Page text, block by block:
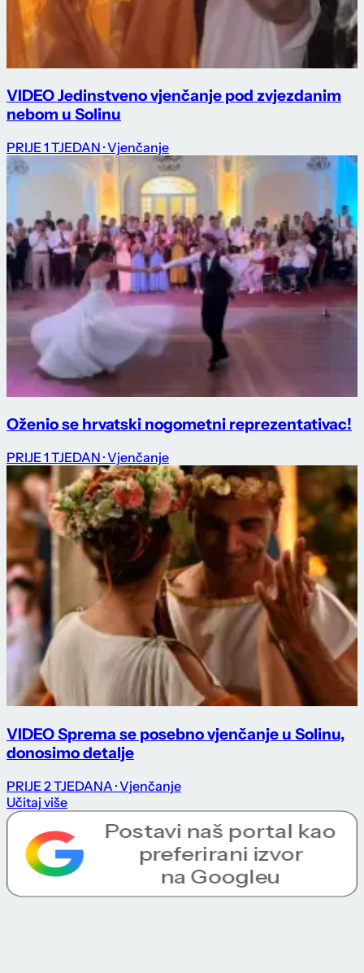
VIDEO Jedinstveno vjenčanje pod zvjezdanim
nebom u Solinu
PRIJE 1 TJEDAN · Vjenčanje
Oženio se hrvatski nogometni reprezentativac!
PRIJE 1 TJEDAN · Vjenčanje
VIDEO Sprema se posebno vjenčanje u Solinu,
donosimo detalje
PRIJE 2 TJEDANA · Vjenčanje
Učitaj više